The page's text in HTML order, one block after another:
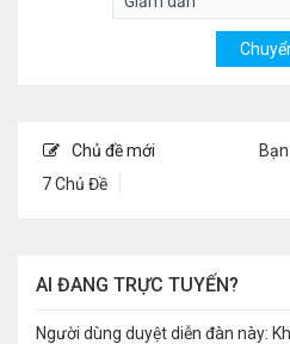
Chủ đề mới
7 Chủ Đề
AI ĐANG TRỰC TUYẾN?
Người dùng duyệt diễn đàn này: